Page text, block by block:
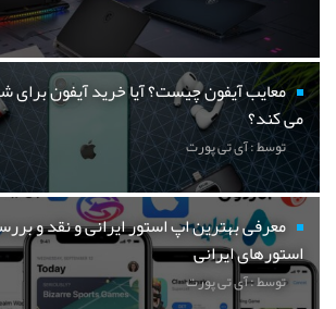
معایب آیفون چیست؟ آیا خرید آیفون برای
می کند؟
توسط : آی تی پورت
معرفی بهترین اپ استور ایرانی و نقد و
استورهای ایرانی
توسط : آی تی پورت